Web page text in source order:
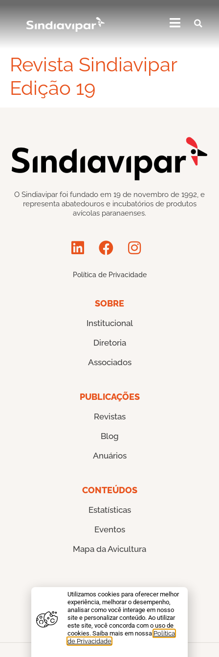
Revista Sindiavipar
Edição 19
O Sindiavipar foi fundado em 19 de novembro de 1992, e
representa abatedouros e incubatórios de produtos
avícolas paranaenses.
Política de Privacidade
SOBRE
Institucional
Diretoria
Associados
PUBLICAÇÕES
Revistas
Blog
Anuários
CONTEÚDOS
Estatísticas
Eventos
Mapa da Avicultura
CONTATO
Fale conosco
Utilizamos cookies para oferecer melhor
experiência, melhorar o desempenho,
analisar como você interage em nosso
site e personalizar conteúdo. Ao utilizar
este site, você concorda com o uso de
cookies. Saiba mais em nossa Política
de Privacidade